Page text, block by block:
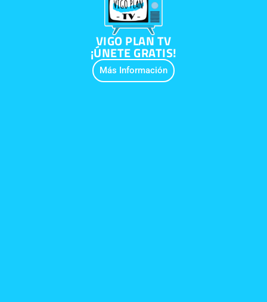
VIGO PLAN TV
¡ÚNETE GRATIS!
Más Información